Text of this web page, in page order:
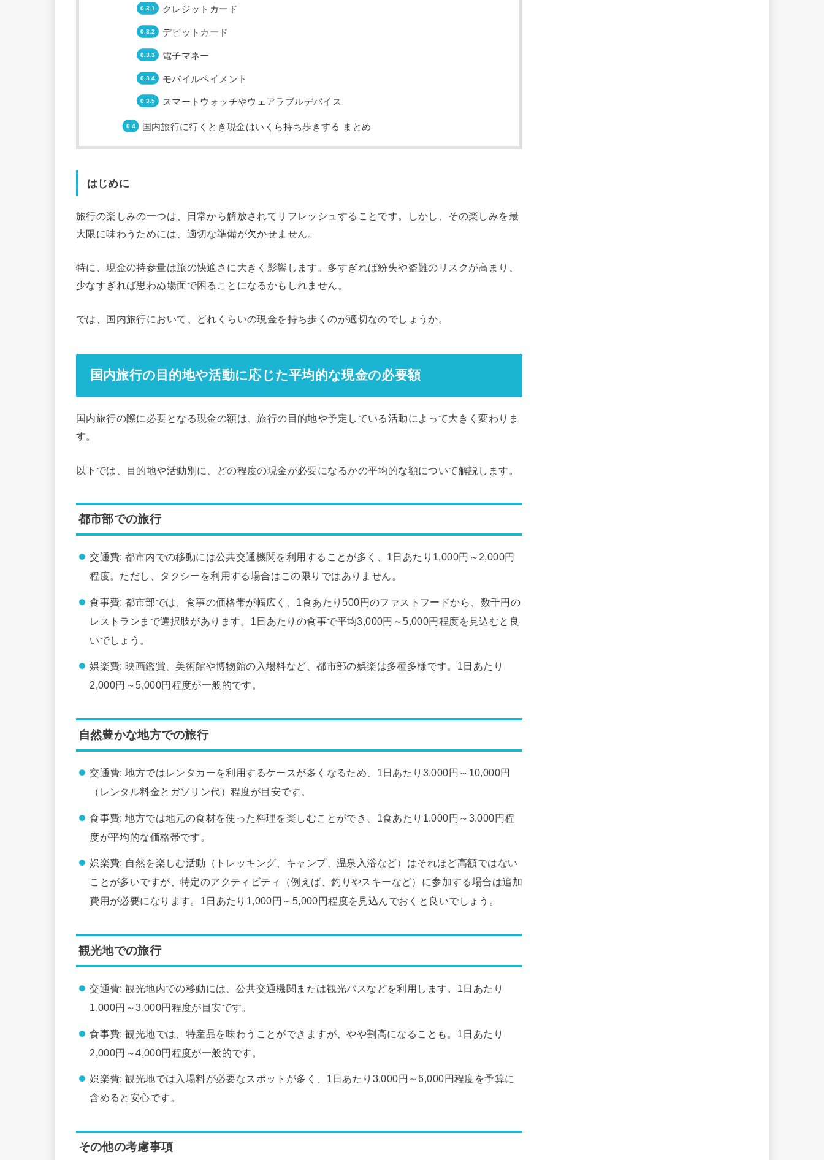
クレジットカード
デビットカード
電子マネー
モバイルペイメント
スマートウォッチやウェアラブルデバイス
国内旅行に行くとき現金はいくら持ち歩きする まとめ
はじめに
旅行の楽しみの一つは、日常から解放されてリフレッシュすることです。しかし、その楽しみを最
大限に味わうためには、適切な準備が欠かせません。
特に、現金の持参量は旅の快適さに大きく影響します。多すぎれば紛失や盗難のリスクが高まり、
少なすぎれば思わぬ場面で困ることになるかもしれません。
では、国内旅行において、どれくらいの現金を持ち歩くのが適切なのでしょうか。
国内旅行の目的地や活動に応じた平均的な現金の必要額
国内旅行の際に必要となる現金の額は、旅行の目的地や予定している活動によって大きく変わりま
す。
以下では、目的地や活動別に、どの程度の現金が必要になるかの平均的な額について解説します。
都市部での旅行
交通費: 都市内での移動には公共交通機関を利用することが多く、1日あたり1,000円～2,000円
程度。ただし、タクシーを利用する場合はこの限りではありません。
食事費: 都市部では、食事の価格帯が幅広く、1食あたり500円のファストフードから、数千円の
レストランまで選択肢があります。1日あたりの食事で平均3,000円～5,000円程度を見込むと良
いでしょう。
娯楽費: 映画鑑賞、美術館や博物館の入場料など、都市部の娯楽は多種多様です。1日あたり
2,000円～5,000円程度が一般的です。
自然豊かな地方での旅行
交通費: 地方ではレンタカーを利用するケースが多くなるため、1日あたり3,000円～10,000円
（レンタル料金とガソリン代）程度が目安です。
食事費: 地方では地元の食材を使った料理を楽しむことができ、1食あたり1,000円～3,000円程
度が平均的な価格帯です。
娯楽費: 自然を楽しむ活動（トレッキング、キャンプ、温泉入浴など）はそれほど高額ではない
ことが多いですが、特定のアクティビティ（例えば、釣りやスキーなど）に参加する場合は追加
費用が必要になります。1日あたり1,000円～5,000円程度を見込んでおくと良いでしょう。
観光地での旅行
交通費: 観光地内での移動には、公共交通機関または観光バスなどを利用します。1日あたり
1,000円～3,000円程度が目安です。
食事費: 観光地では、特産品を味わうことができますが、やや割高になることも。1日あたり
2,000円～4,000円程度が一般的です。
娯楽費: 観光地では入場料が必要なスポットが多く、1日あたり3,000円～6,000円程度を予算に
含めると安心です。
その他の考慮事項